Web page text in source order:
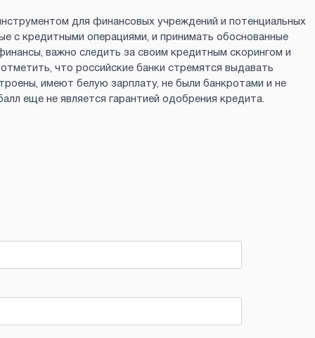
для финансовых учреждений и потенциальных
с кредитными операциями, и принимать обоснованные
важно следить за своим кредитным скорингом и
что российские банки стремятся выдавать
имеют белую зарплату, не были банкротами и не
еще не является гарантией одобрения кредита.